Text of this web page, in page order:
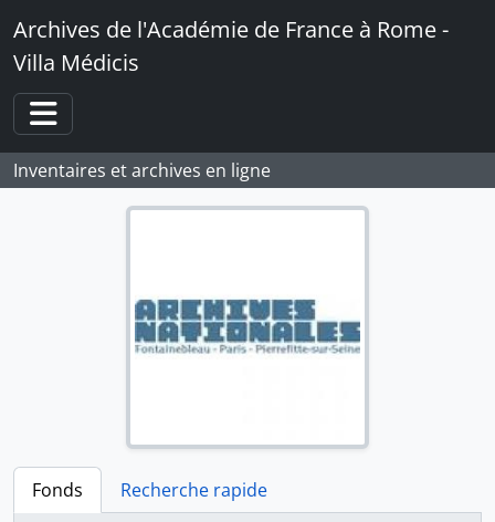
Skip to main content
Archives de l'Académie de France à Rome -
Villa Médicis
Toggle navigation
Inventaires et archives en ligne
Fonds
Recherche rapide